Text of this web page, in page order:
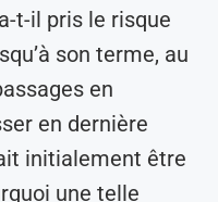
t-il pris le risque
son terme, au
en
en dernière
initialement être
une telle